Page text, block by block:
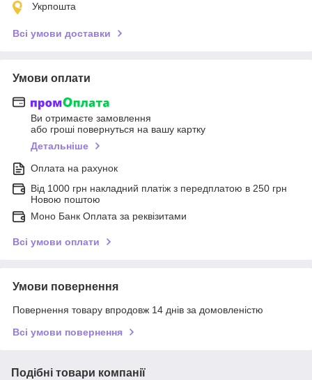
Укрпошта
Всі умови доставки
Умови оплати
Ви отримаєте замовлення
або гроші повернуться на вашу картку
Детальніше
Оплата на рахунок
Від 1000 грн накладний платіж з передплатою в 250 грн
Новою поштою
Моно Банк Оплата за реквізитами
Всі умови оплати
Умови повернення
Повернення товару впродовж 14 днів за домовленістю
Всі умови повернення
Подібні товари компанії